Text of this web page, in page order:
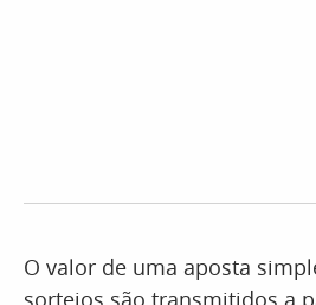
O valor de uma aposta
sorteios são transmitidos a